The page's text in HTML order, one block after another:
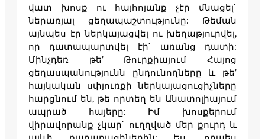
վատ խոսք ու հայհոյանք չէր մնացել`
ներառյալ ցեղապաշտությունը: Թեման
այնպես էր ներկայացվել ու խեղաթյուրվել,
որ դատապարտվել էի` առանց դատի:
Մինչդեռ թե’ Թուրքիայում Հայոց
ցեղասպանությունն ընդունողները և թե’
հայկական սփյուռքի ներկայացուցիչները
հարցնում են, թե որտեղ են Անատոլիայում
ապրած հայերը: Իմ խոսքերում
վիրավորանք չկար` ուղղված մեր քուրդ և